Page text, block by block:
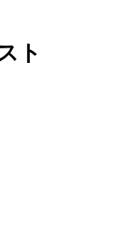
ト